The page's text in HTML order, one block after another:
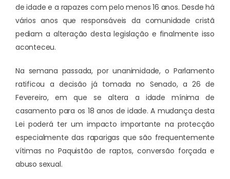
de idade e a rapazes com pelo menos 16 anos. Desde há
vários anos que responsáveis da comunidade cristã
pediam a alteração desta legislação e finalmente isso
aconteceu.
Na semana passada, por unanimidade, o Parlamento
ratificou a decisão já tomada no Senado, a 26 de
Fevereiro, em que se altera a idade mínima de
casamento para os 18 anos de idade. A mudança desta
Lei poderá ter um impacto importante na protecção
especialmente das raparigas que são frequentemente
vítimas no Paquistão de raptos, conversão forçada e
abuso sexual.